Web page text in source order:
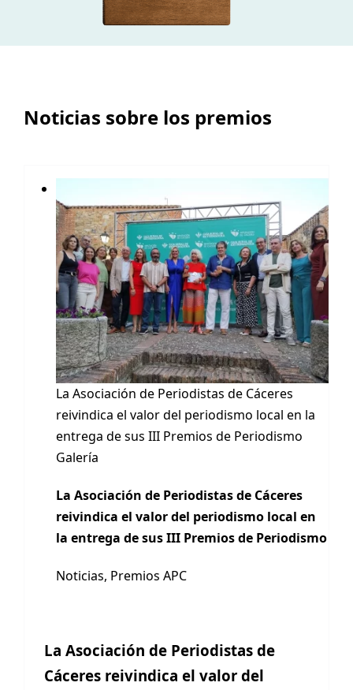
Noticias sobre los premios
La Asociación de Periodistas de Cáceres
reivindica el valor del periodismo local en la
entrega de sus III Premios de Periodismo
Galería
La Asociación de Periodistas de Cáceres
reivindica el valor del periodismo local en
la entrega de sus III Premios de Periodismo
Noticias, Premios APC
La Asociación de Periodistas de
Cáceres reivindica el valor del